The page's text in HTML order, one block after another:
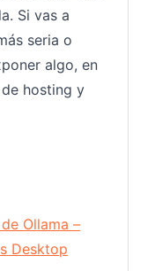
Si vas a
seria o
algo, en
hosting y
Ollama –
Desktop